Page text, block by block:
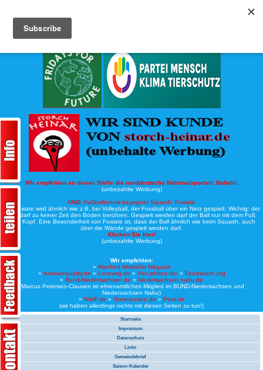
Wir empfehlen an dieser Stelle die norddeutsche Nationalsportart: Boßeln:
(unbezahlte Werbung)
UND: Fußballtennis begegnet Squash: Fuwate
Bei Fuwate wird ähnlich wie z.B. bei Volleyball, der Fussball über ein Netz gespielt. Wichtig: der
Ball darf zu keiner Zeit den Boden berühren. Gespielt werden darf der Ball nur mit dem Fuß
oder Kopf. Eine Besonderheit von Fuwate ist, dass der Ball ähnlich wie beim Squash, auch
über die Wände gespielt werden darf.
Klicken Sie hier!
(unbezahlte Werbung)
Wir empfehlen:
» Manfred Mistkäfer Magazin
» Animalequality.de » Loveveg.de » Vier-pfoten.de/» Foodwatch.org
» Bund-Niedersachsen.de » Niedersachsen.nabu.de
(Marcus Petersen-Clausen ist ehrenamtliches Mitglied im BUND-Niedersachsen und
Niedersachsen Nabu)
» WWF.de » Greenpeace.de » Peta.de
(wir haben allerdings nichts mit diesen Seiten zu tun!)
Startseite
Impressum
Datenschutz
Links
Gemeindebrief
Saison-Kalender